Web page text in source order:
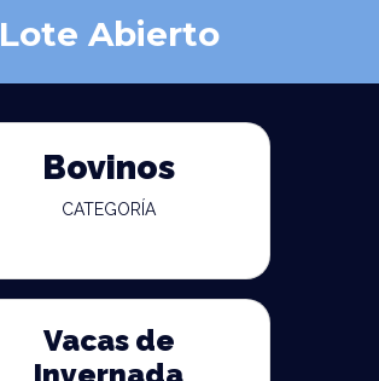
Lote Abierto
Bovinos
CATEGORÍA
Vacas de